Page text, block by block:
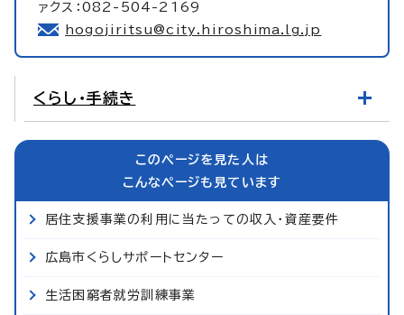
ァクス：082-504-2169
hogojiritsu@city.hiroshima.lg.jp
くらし・手続き
このページを見た人は
こんなページも見ています
居住支援事業の利用に当たっての収入・資産要件
広島市くらしサポートセンター
生活困窮者就労訓練事業